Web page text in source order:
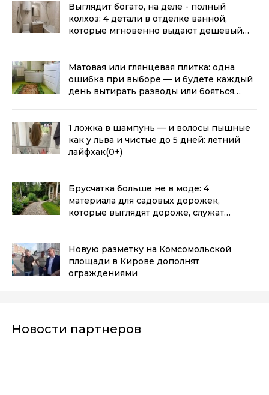
Выглядит богато, на деле - полный
колхоз: 4 детали в отделке ванной,
которые мгновенно выдают дешевый
Матовая или глянцевая плитка: одна
ошибка при выборе — и будете каждый
день вытирать разводы или бояться
1 ложка в шампунь — и волосы пышные
как у льва и чистые до 5 дней: летний
лайфхак(0+)
Брусчатка больше не в моде: 4
материала для садовых дорожек,
которые выглядят дороже, служат
Новую разметку на Комсомольской
площади в Кирове дополнят
ограждениями
Новости партнеров